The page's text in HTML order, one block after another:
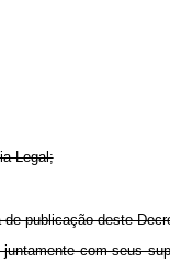
Legal;
publicação deste
com seus